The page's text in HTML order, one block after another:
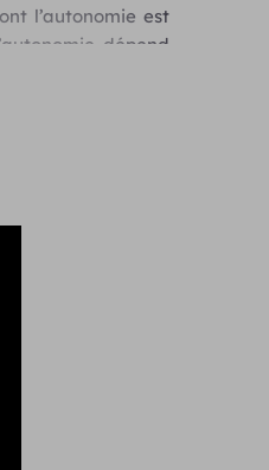
l’autonomie est
dépend
d’heure de port